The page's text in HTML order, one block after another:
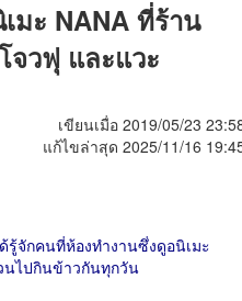
มะ NANA ที่ร้าน
จวฟุ และแวะ
เขียนเมื่อ 2019/05/23
แก้ไขล่าสุด 2025/11/16
จักคนที่ห้องทำงานซึ่งดูอนิเมะ
ไปกินข้าวกันทุกวัน